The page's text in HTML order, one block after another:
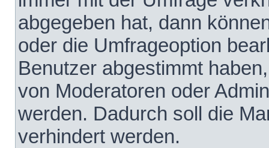
abgegeben hat, dann
oder die Umfrageoption
Benutzer abgestimmt
von Moderatoren oder
werden. Dadurch soll die
verhindert werden.